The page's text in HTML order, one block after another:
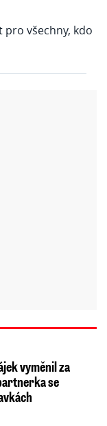
pro všechny, kdo
vyměnil za
se